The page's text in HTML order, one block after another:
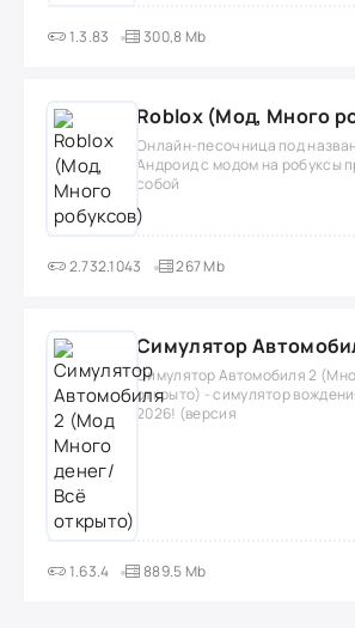
1.3.83 300,8 Mb
Roblox (Мод, Много
Онлайн-песочница под
Андроид с модом на робуксы
собой
2.732.1043 267 Mb
Симулятор Автомобиля 2
открыто) - симулятор
2026! (версия
1.63.4 889.5 Mb